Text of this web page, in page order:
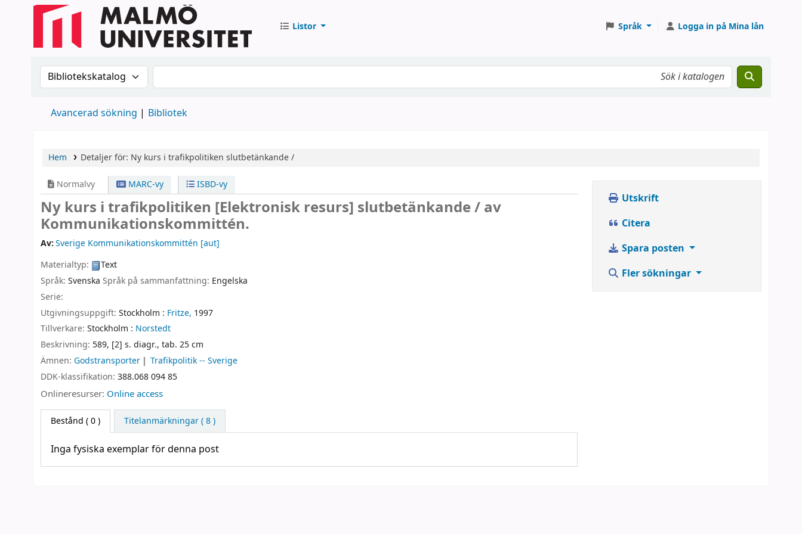
Listor Språk Logga in på Mina lån
Sök i katalogen efter:Sök i katalogen
Avancerad sökning Bibliotek
Hem Detaljer för: Ny kurs i trafikpolitiken slutbetänkande /
Normalvy MARC-vy ISBD-vy
Ny kurs i trafikpolitiken [Elektronisk resurs] slutbetänkande /av
Kommunikationskommittén.
Av:Sverige Kommunikationskommittén [aut]
Materialtyp:
Text
Språk: Svenska Språk på sammanfattning: Engelska
Serie:
Utgivningsuppgift: Stockholm : Fritze, 1997
Tillverkare: Stockholm : Norstedt
Beskrivning: 589, [2] s. diagr., tab. 25 cm
Ämnen: Godstransporter
Trafikpolitik -- Sverige
DDK-klassifikation: 388.068 094 85
Onlineresurser: Online access
Bestånd ( 0 ) Titelanmärkningar ( 8 )
Inga fysiska exemplar för denna post
Utskrift
Citera
Spara posten
Fler sökningar